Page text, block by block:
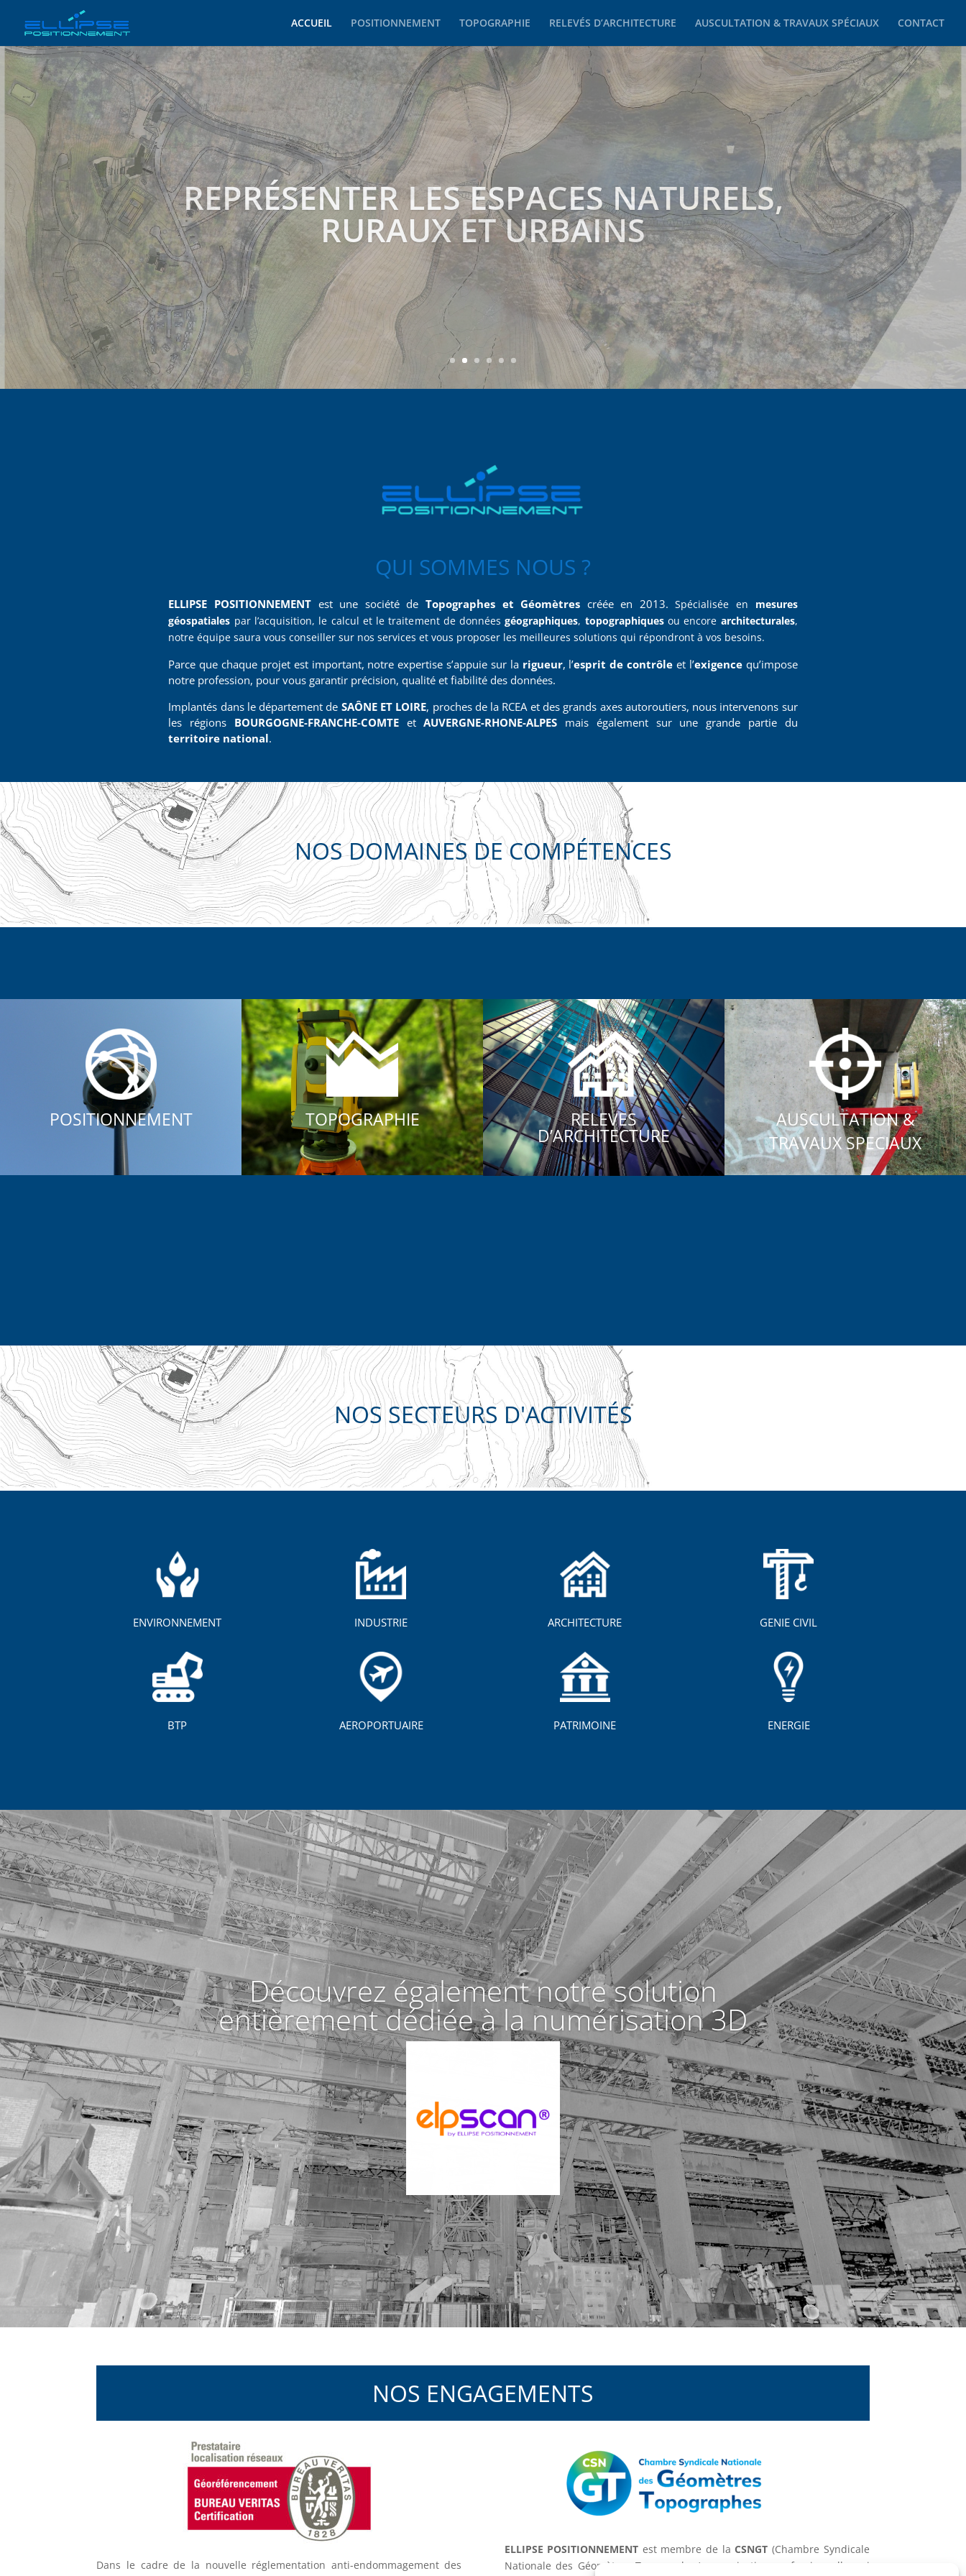
ACCUEIL POSITIONNEMENT TOPOGRAPHIE RELEVÉS D’ARCHITECTURE AUSCULTATION & TRAVAUX SPÉCIAUX CONTACT
AMÉLIORER NOTRE ENVIRONNEMENT
QUI SOMMES NOUS ?
ELLIPSE POSITIONNEMENT est une société de Topographes et Géomètres créée en 2013.Spécialisée en mesures
géospatiales par l’acquisition, le calcul et le traitement de donnéesgéographiques, topographiquesou encore architecturales,
notre équipe saura vous conseiller sur nos services et vous proposer les meilleures solutions qui répondront à vos besoins.
Parce que chaque projet est important, notre expertise s’appuie sur la rigueur, l’esprit de contrôle et l’exigencequ’impose
notre profession, pour vous garantir précision, qualité et fiabilité des données.
Implantés dans le département de SAÔNE ET LOIRE, proches de la RCEA et des grands axes autoroutiers, nous intervenons sur
les régions BOURGOGNE-FRANCHE-COMTEetAUVERGNE-RHONE-ALPES mais également sur une grande partie du
territoire national.
NOS DOMAINES DE COMPÉTENCES
POSITIONNEMENT TOPOGRAPHIE RELEVES
D’ARCHITECTURE
AUSCULTATION &
TRAVAUX SPECIAUX
NOS SECTEURS D'ACTIVITÉS
ENVIRONNEMENT
BTP
INDUSTRIE
AEROPORTUAIRE
ARCHITECTURE
PATRIMOINE
GENIE CIVIL
ENERGIE
Découvrez également notre solution
entièrement dédiée à la numérisation 3D
NOS ENGAGEMENTS
Dans le cadre de la nouvelle réglementation anti-endommagement des
ELLIPSE POSITIONNEMENT est membre de laCSNGT (Chambre Syndicale
Nationale des Géomètres Topographes), organisation professionnelle qui